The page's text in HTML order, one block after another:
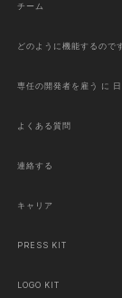
チーム
どのように機能するので
専任の開発者を雇う に
よくある質問
連絡する
キャリア
PRESS KIT
LOGO KIT